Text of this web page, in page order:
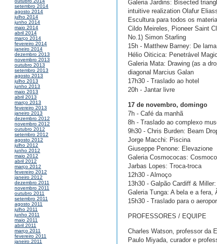
setembro 2014
agosto 2014
julho 2014
junho 2014
maio 2014
abril 2014
março 2014
fevereiro 2014
janeiro 2014
dezembro 2013
novembro 2013
outubro 2013
setembro 2013
agosto 2013
julho 2013
junho 2013
maio 2013
abril 2013
março 2013
fevereiro 2013
janeiro 2013
dezembro 2012
novembro 2012
outubro 2012
setembro 2012
agosto 2012
julho 2012
junho 2012
maio 2012
abril 2012
março 2012
fevereiro 2012
janeiro 2012
dezembro 2011
novembro 2011
outubro 2011
setembro 2011
agosto 2011
julho 2011
junho 2011
maio 2011
abril 2011
março 2011
fevereiro 2011
janeiro 2011
Galeria Jardins: Bisected
intuitive realization Olafur
Escultura para todos os
Cildo Meireles, Pioneer Saint
No.1) Simon Starling
15h - Matthew Barney: De
Hélio Oiticica: Penetrável
Galeria Mata: Drawing (as a
diagonal Marcius Galan
17h30 - Traslado ao hotel
20h - Jantar livre
17 de novembro, domingo
7h - Café da manhã
8h - Traslado ao complexo
9h30 - Chris Burden: Beam
Jorge Macchi: Piscina
Giuseppe Penone: Elevazione
Galeria Cosmococas:
Jarbas Lopes: Troca-troca
12h30 - Almoço
13h30 - Galpão Cardiff &
Galeria Tunga: A bela e a
15h30 - Traslado para o
PROFESSORES / EQUIPE
Charles Watson, professor da
Paulo Miyada, curador e